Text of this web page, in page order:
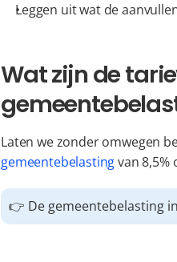
Leggen uit wat de
Wat zijn de
Laten we zonder omwegen
gemeentebelasting van 8,5%
👉 De gemeentebelasting in